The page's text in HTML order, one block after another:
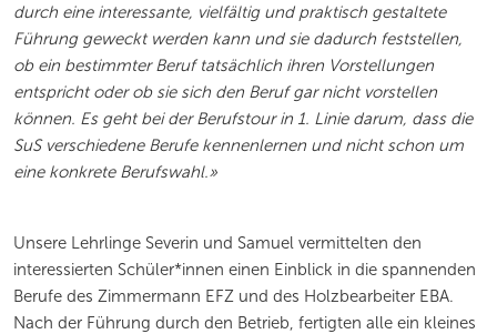
durch eine interessante, vielfältig und praktisch gestaltete
Führung geweckt werden kann und sie dadurch feststellen,
ob ein bestimmter Beruf tatsächlich ihren Vorstellungen
entspricht oder ob sie sich den Beruf gar nicht vorstellen
können. Es geht bei der Berufstour in 1. Linie darum, dass die
SuS verschiedene Berufe kennenlernen und nicht schon um
eine konkrete Berufswahl.»
Unsere Lehrlinge Severin und Samuel vermittelten den
interessierten Schüler*innen einen Einblick in die spannenden
Berufe des Zimmermann EFZ und des Holzbearbeiter EBA.
Nach der Führung durch den Betrieb, fertigten alle ein kleines